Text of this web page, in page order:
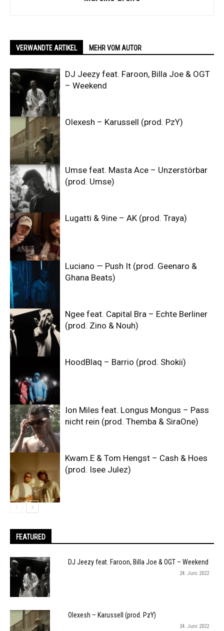
VERWANDTE ARTIKEL MEHR VOM AUTOR
DJ Jeezy feat. Faroon, Billa Joe & OGT
– Weekend
Olexesh – Karussell (prod. PzY)
Umse feat. Masta Ace – Unzerstörbar
(prod. Umse)
Lugatti & 9ine – AK (prod. Traya)
Luciano — Push It (prod. Geenaro &
Ghana Beats)
Ngee feat. Capital Bra – Echte Berliner
(prod. Zino & Nouh)
HoodBlaq – Barrio (prod. Shokii)
Ion Miles feat. Longus Mongus – Pass
nicht rein (prod. Themba & SiraOne)
Kwam.E & Tom Hengst – Cash & Hoes
(prod. Isee Julez)
FEATURED
DJ Jeezy feat. Faroon, Billa Joe & OGT – Weekend
24. Juni 2022
Olexesh – Karussell (prod. PzY)
24. Juni 2022